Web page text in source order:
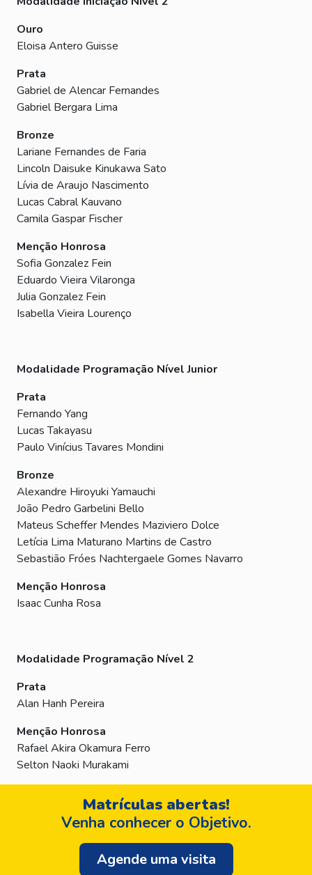
Ouro
Eloisa Antero Guisse
Prata
Gabriel de Alencar Fernandes
Gabriel Bergara Lima
Bronze
Lariane Fernandes de Faria
Lincoln Daisuke Kinukawa Sato
Lívia de Araujo Nascimento
Lucas Cabral Kauvano
Camila Gaspar Fischer
Menção Honrosa
Sofia Gonzalez Fein
Eduardo Vieira Vilaronga
Julia Gonzalez Fein
Isabella Vieira Lourenço
Modalidade Programação Nível Junior
Prata
Fernando Yang
Lucas Takayasu
Paulo Vinícius Tavares Mondini
Bronze
Alexandre Hiroyuki Yamauchi
João Pedro Garbelini Bello
Mateus Scheffer Mendes Maziviero Dolce
Letícia Lima Maturano Martins de Castro
Sebastião Fróes Nachtergaele Gomes Navarro
Menção Honrosa
Isaac Cunha Rosa
Modalidade Programação Nível 2
Prata
Alan Hanh Pereira
Menção Honrosa
Rafael Akira Okamura Ferro
Selton Naoki Murakami
Matrículas abertas!
Venha conhecer o Objetivo.
Agende uma visita